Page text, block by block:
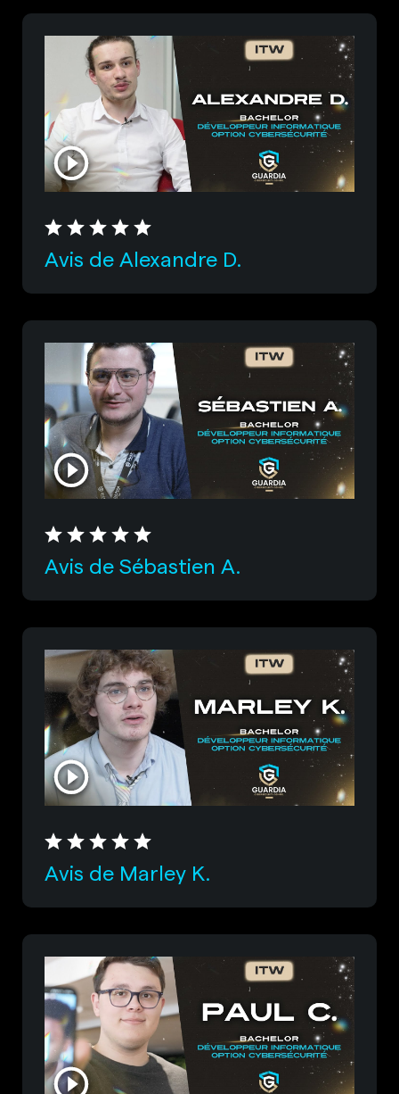
Avis de Alexandre D.
Avis de Sébastien A.
Avis de Marley K.